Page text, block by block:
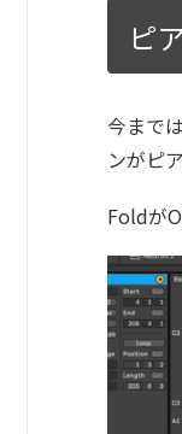
ピ
今まで
ンがピ
Foldが